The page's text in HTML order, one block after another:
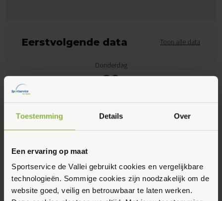
Toestemming Details Over
Een ervaring op maat
Sportservice de Vallei gebruikt cookies en vergelijkbare
technologieën. Sommige cookies zijn noodzakelijk om de
website goed, veilig en betrouwbaar te laten werken.
Eerstvolgende data Toon alle data
Donderdag
20
09:00 - 10:00